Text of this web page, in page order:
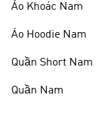
Áo Khoác Nam
Áo Hoodie Nam
Quần Short Nam
Quần Nam